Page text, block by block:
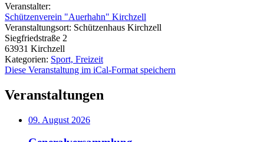
Veranstalter:
Schützenverein "Auerhahn" Kirchzell
Veranstaltungsort: Schützenhaus Kirchzell
Siegfriedstraße 2
63931 Kirchzell
Kategorien: Sport, Freizeit
Diese Veranstaltung im iCal-Format speichern
Veranstaltungen
09. August 2026